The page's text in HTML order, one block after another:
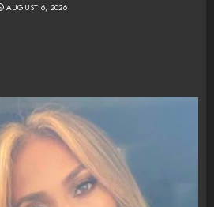
AUGUST 6, 2026